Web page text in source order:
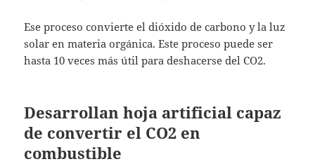
Ese proceso convierte el dióxido de carbono y la luz
solar en materia orgánica. Este proceso puede ser
hasta 10 veces más útil para deshacerse del CO2.
Desarrollan hoja artificial capaz
de convertir el CO2 en
combustible